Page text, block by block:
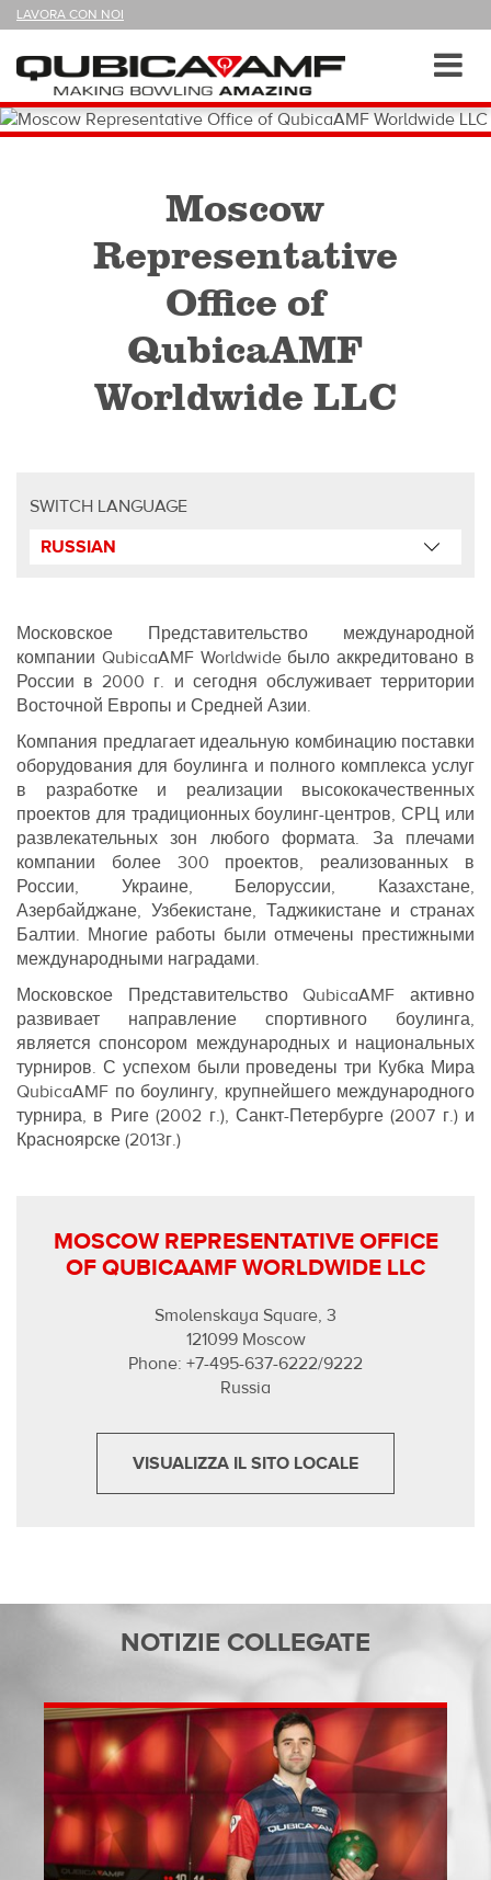
LAVORA CON NOI
SU
Sezioni
Moscow
Representative
Office of
QubicaAMF
Worldwide LLC
SWITCH LANGUAGE
Московское Представительство международной
компании QubicaAMF Worldwide было аккредитовано в
России в 2000 г. и сегодня обслуживает территории
Восточной Европы и Средней Азии.
Компания предлагает идеальную комбинацию поставки
оборудования для боулинга и полного комплекса услуг
в разработке и реализации высококачественных
проектов для традиционных боулинг-центров, СРЦ или
развлекательных зон любого формата. За плечами
компании более 300 проектов, реализованных в
России, Украине, Белоруссии, Казахстане,
Азербайджане, Узбекистане, Таджикистане и странах
Балтии. Многие работы были отмечены престижными
международными наградами.
Московское Представительство QubicaAMF активно
развивает направление спортивного боулинга,
является спонсором международных и национальных
турниров. С успехом были проведены три Кубка Мира
QubicaAMF по боулингу, крупнейшего международного
турнира, в Риге (2002 г.), Санкт-Петербурге (2007 г.) и
Красноярске (2013г.)
MOSCOW REPRESENTATIVE OFFICE
OF QUBICAAMF WORLDWIDE LLC
Smolenskaya Square, 3
121099 Moscow
Phone: +7-495-637-6222/9222
Russia
VISUALIZZA IL SITO LOCALE
NOTIZIE COLLEGATE